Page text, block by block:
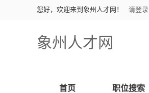
您好，欢迎来到象州人才网！ 请登录
象州人才网
首页 职位搜索